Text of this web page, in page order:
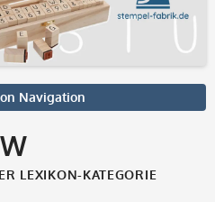
Navigation
W
LEXIKON-KATEGORIE